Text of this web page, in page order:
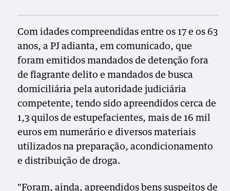
Com idades compreendidas entre os 17 e os 63
anos, a PJ adianta, em comunicado, que
foram emitidos mandados de detenção fora
de flagrante delito e mandados de busca
domiciliária pela autoridade judiciária
competente, tendo sido apreendidos cerca de
1,3 quilos de estupefacientes, mais de 16 mil
euros em numerário e diversos materiais
utilizados na preparação, acondicionamento
e distribuição de droga.
"Foram, ainda, apreendidos bens suspeitos de